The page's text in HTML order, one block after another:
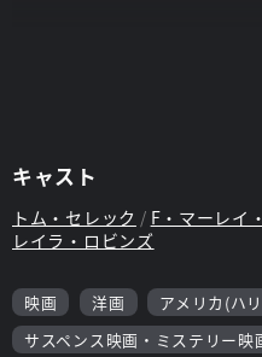
キャスト
トム・セレック
F・マーレイ
レイラ・ロビンズ
映画 洋画
アメリカ(ハ
サスペンス映画・ミステリー映